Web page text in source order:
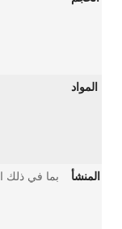
المواد
بما في ذلك
المنشأ